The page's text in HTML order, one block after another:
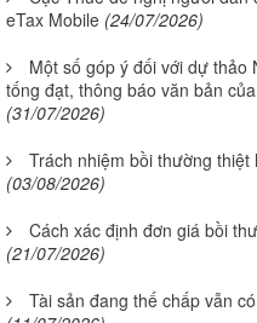
eTax Mobile (24/07/2026)
Một số góp ý đối với dự thảo
tống đạt, thông báo văn bản
(31/07/2026)
Trách nhiệm bồi thường
(03/08/2026)
Cách xác định đơn giá bồi
(21/07/2026)
Tài sản đang thế chấp vẫn